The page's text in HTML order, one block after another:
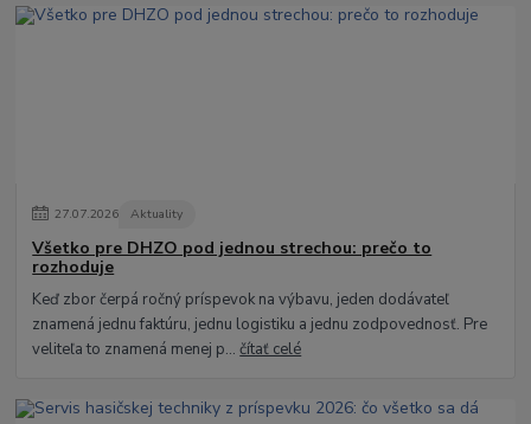
27.07.2026 Aktuality
Všetko pre DHZO pod jednou strechou: prečo to
rozhoduje
Keď zbor čerpá ročný príspevok na výbavu, jeden dodávateľ
znamená jednu faktúru, jednu logistiku a jednu zodpovednosť. Pre
veliteľa to znamená menej p...čítať celé